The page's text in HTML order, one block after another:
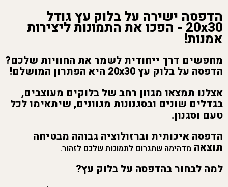
הדפסה ישירה על בלוק עץ גודל
20x30 - הפכו את התמונות ליצירות
אמנות!
מחפשים דרך ייחודית לשמר את החוויות שלכם?
הדפסה על בלוק עץ 20x30 היא הפתרון המושלם!
אצלנו תמצאו מגוון רחב של בלוקים מעוצבים,
בגדלים שונים ובסגנונות מגוונים, שיתאימו לכל
טעם וסגנון.
הדפסה איכותית וברזולוציה גבוהה מבטיחה
תוצאה מדהימה שתגרום לתמונות שלכם לזהור.
למה לבחור בהדפסה על בלוק עץ?